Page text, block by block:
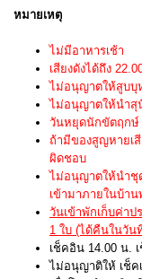
หมายเหตุ
ไม่มีอาหารเช้า
เสียงดังได้ถึง
ไม่อนุญาตให้สูบบุ
ไม่อนุญาตให้นำสุ
วันหยุดนักขัตฤกษ์
ถ้ามีของสูญหายเ
ผิดชอบ
ไม่อนุญาตให้นำชุด
เข้ามาภายในบ้า
วันเข้าพักเก็บค่า
1 ใบ (ได้คืนในวัน
เช็คอิน 14.00 น.
ไม่อนุญาติให้ เช็ค